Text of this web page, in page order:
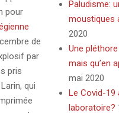
pour
de
par
pris
qui
Paludisme:
moustiques
2020
Une
mais qu’en
mai 2020
Le Covid-19
laboratoire?